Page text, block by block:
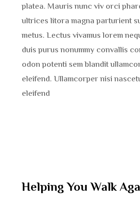
platea. Mauris nunc viv orci
ultrices litora magna parturient
metus. Lectus vivamus lorem
duis purus nonummy convallis
odon potenti sem blandit
eleifend. Ullamcorper nisi
eleifend
Helping You Walk